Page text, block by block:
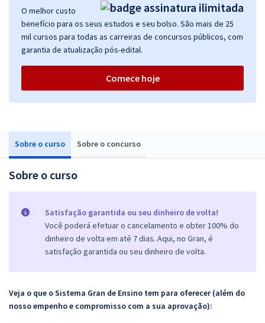
Sobre o curso Sobre o concurso
Sobre o curso
Satisfação garantida ou seu dinheiro de volta!
Você poderá efetuar o cancelamento e obter 100% do
dinheiro de volta em até 7 dias. Aqui, no Gran, é
satisfação garantida ou seu dinheiro de volta.
Veja o que o Sistema Gran de Ensino tem para oferecer (além do
nosso empenho e compromisso com a sua aprovação):
O melhor custo
benefício para os seus estudos e seu bolso. São mais de 25
mil cursos para todas as carreiras de concursos públicos, com
garantia de atualização pós-edital.
Comece hoje